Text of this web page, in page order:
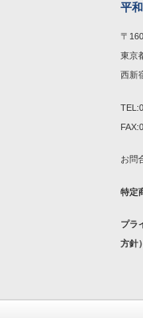
平
〒
東京
西新
お問
特定
プラ
方針）